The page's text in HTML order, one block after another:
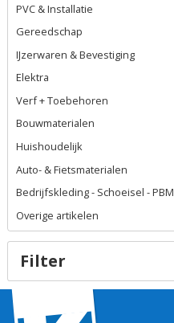
PVC & Installatie
Gereedschap
IJzerwaren & Bevestiging
Elektra
Verf + Toebehoren
Bouwmaterialen
Huishoudelijk
Auto- & Fietsmaterialen
Bedrijfskleding - Schoeisel - PBM
Overige artikelen
Filter